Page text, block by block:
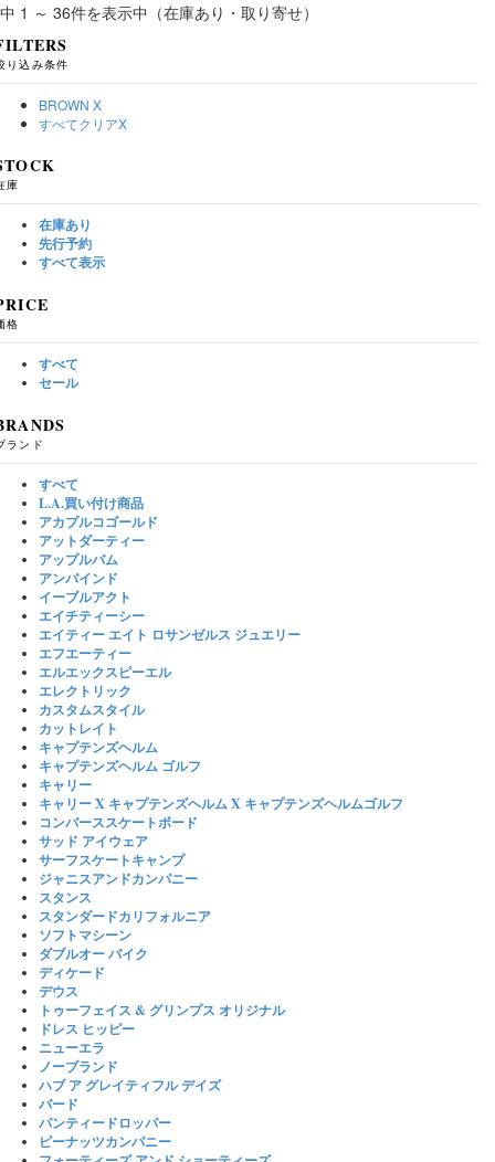
1 ～ 36件を表示中（在庫あり・取り寄せ）
り込み条件
BROWN X
すべてクリアX
庫
在庫あり
先行予約
すべて表示
格
すべて
セール
ランド
すべて
L.A.買い付け商品
アカプルコゴールド
アットダーティー
アップルバム
アンバインド
イーブルアクト
エイチティーシー
エイティー エイト ロサンゼルス ジュエリー
エフエーティー
エルエックスピーエル
エレクトリック
カスタムスタイル
カットレイト
キャプテンズヘルム
キャプテンズヘルム ゴルフ
キャリー
キャリー X キャプテンズヘルム X キャプテンズヘルムゴルフ
コンバーススケートボード
サッド アイウェア
サーフスケートキャンプ
ジャニスアンドカンパニー
スタンス
スタンダードカリフォルニア
ソフトマシーン
ダブルオー バイク
ディケード
デウス
トゥーフェイス & グリンプス オリジナル
ドレス ヒッピー
ニューエラ
ノーブランド
ハブ ア グレイティフル デイズ
バード
パンティードロッパー
ピーナッツカンパニー